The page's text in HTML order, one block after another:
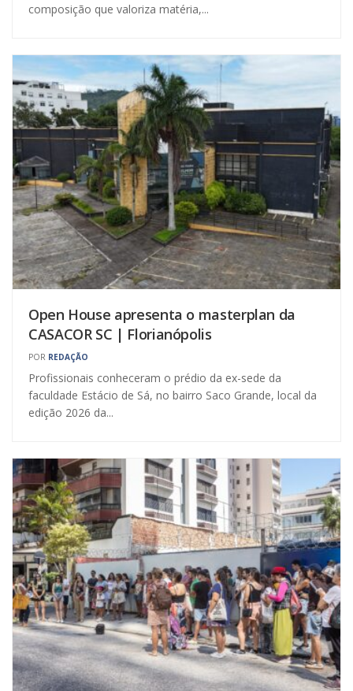
composição que valoriza matéria,...
Open House apresenta o masterplan da
CASACOR SC | Florianópolis
POR REDAÇÃO
Profissionais conheceram o prédio da ex-sede da
faculdade Estácio de Sá, no bairro Saco Grande, local da
edição 2026 da...